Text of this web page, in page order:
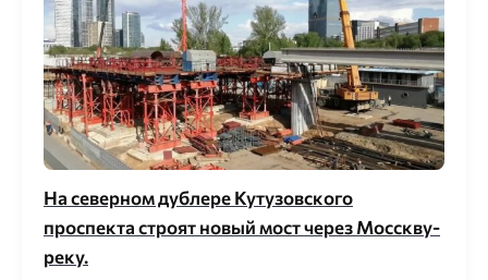
На северном дублере Кутузовского
проспекта строят новый мост через Мосскву-
реку.